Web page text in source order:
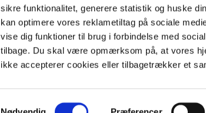
sikre funktionalitet, generere statistik og huske
kan optimere vores reklametiltag på sociale
vise dig funktioner til brug i forbindelse med
tilbage. Du skal være opmærksom på, at vores
ikke accepterer cookies eller tilbagetrækker et
Samtykkevalg